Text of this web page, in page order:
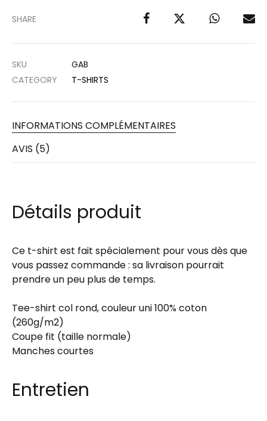
SHARE
SKU
GAB
CATEGORY
T-SHIRTS
INFORMATIONS COMPLÉMENTAIRES
AVIS (5)
Détails produit
Ce t-shirt est fait spécialement pour vous dès que
vous passez commande : sa livraison pourrait
prendre un peu plus de temps.
Tee-shirt col rond, couleur uni 100% coton
(260g/m2)
Coupe fit (taille normale)
Manches courtes
Entretien